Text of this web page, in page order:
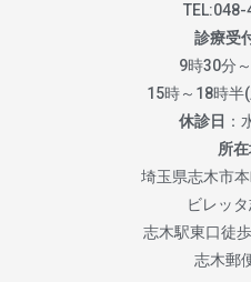
TEL:048-
診療受
9時30分
15時～18時半
休診日 ：
所
埼玉県志木市
ビレッ
志木駅東口徒
志木郵